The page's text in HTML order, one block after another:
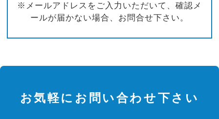
※メールアドレスをご入力いただいて、確認メ
ールが届かない場合、お問合せ下さい。
お気軽にお問い合わせ下さい